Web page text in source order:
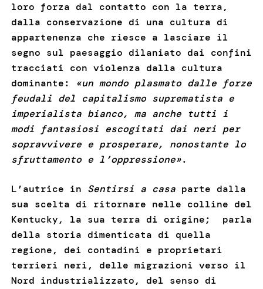
loro forza dal contatto con la terra,
dalla conservazione di una cultura di
appartenenza che riesce a lasciare il
segno sul paesaggio dilaniato dai confini
tracciati con violenza dalla cultura
dominante:
«un mondo plasmato dalle forze
feudali del capitalismo suprematista e
imperialista bianco, ma anche tutti i
modi fantasiosi escogitati dai neri per
sopravvivere e prosperare, nonostante lo
sfruttamento e l’oppressione».
L’autrice in Sentirsi a casa parte dalla
sua scelta di ritornare nelle colline del
Kentucky, la sua terra di origine; parla
della storia dimenticata di quella
regione, dei contadini e proprietari
terrieri neri, delle migrazioni verso il
Nord industrializzato, del senso di